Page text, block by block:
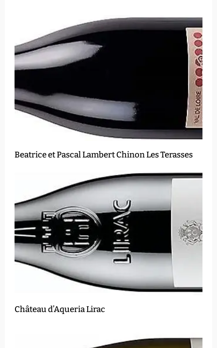
Beatrice et Pascal Lambert Chinon Les Terasses
Château d’Aqueria Lirac